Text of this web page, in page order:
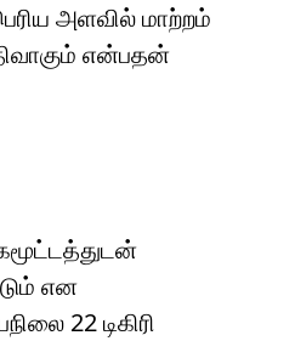
அளவில் மாற்றம்
என்பதன்
என
22 டிகிரி